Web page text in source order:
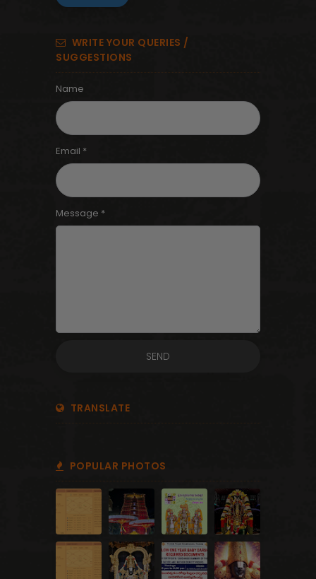
WRITE YOUR QUERIES /
SUGGESTIONS
Name
Email *
Message *
TRANSLATE
POPULAR PHOTOS